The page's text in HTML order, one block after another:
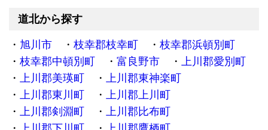
道北から探す
旭川市 枝幸郡枝幸町
枝幸郡浜頓別町
枝幸郡中頓別町
富良野市
上川郡愛別町
上川郡美瑛町
上川郡東神楽町
上川郡東川町
上川郡上川町
上川郡剣淵町
上川郡比布町